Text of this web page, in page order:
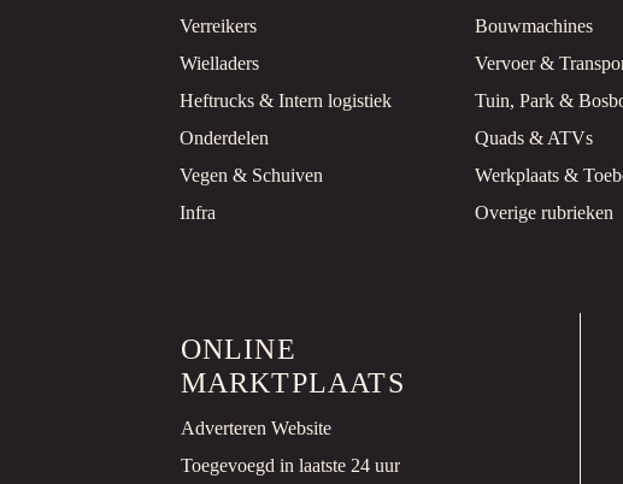
Verreikers
Bouwmachines
Wielladers
Vervoer &
Heftrucks & Intern logistiek
Tuin, Park &
Onderdelen
Quads & ATVs
Vegen & Schuiven
Werkplaats &
Infra
Overige rubrieken
ONLINE
MARKTPLAATS
Adverteren Website
Toegevoegd in laatste 24 uur